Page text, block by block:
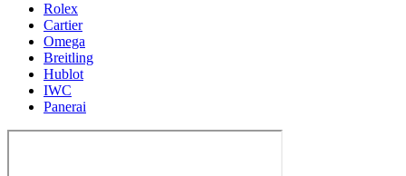
Rolex
Cartier
Omega
Breitling
Hublot
IWC
Panerai